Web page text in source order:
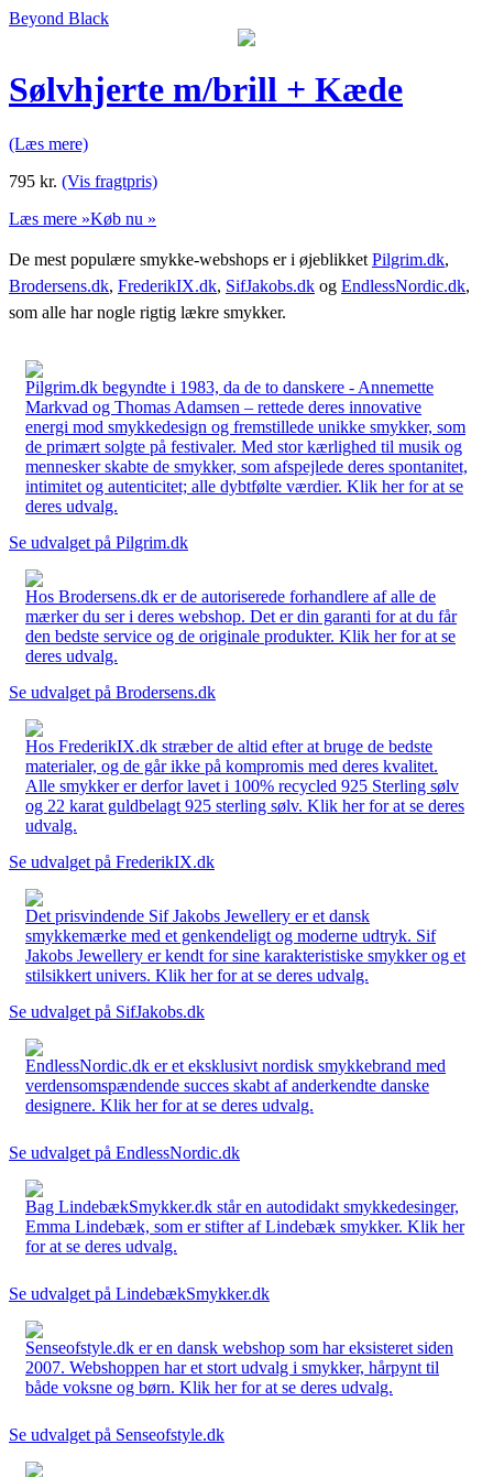
Beyond Black
Sølvhjerte m/brill + Kæde
(Læs mere)
795 kr. (Vis fragtpris)
Læs mere »Køb nu »
De mest populære smykke-webshops er i øjeblikket Pilgrim.dk,
Brodersens.dk, FrederikIX.dk, SifJakobs.dk og EndlessNordic.dk,
som alle har nogle rigtig lækre smykker.
Pilgrim.dk begyndte i 1983, da de to danskere - Annemette
Markvad og Thomas Adamsen – rettede deres innovative
energi mod smykkedesign og fremstillede unikke smykker, som
de primært solgte på festivaler. Med stor kærlighed til musik og
mennesker skabte de smykker, som afspejlede deres spontanitet,
intimitet og autenticitet; alle dybtfølte værdier. Klik her for at se
deres udvalg.
Se udvalget på Pilgrim.dk
Hos Brodersens.dk er de autoriserede forhandlere af alle de
mærker du ser i deres webshop. Det er din garanti for at du får
den bedste service og de originale produkter. Klik her for at se
deres udvalg.
Se udvalget på Brodersens.dk
Hos FrederikIX.dk stræber de altid efter at bruge de bedste
materialer, og de går ikke på kompromis med deres kvalitet.
Alle smykker er derfor lavet i 100% recycled 925 Sterling sølv
og 22 karat guldbelagt 925 sterling sølv. Klik her for at se deres
udvalg.
Se udvalget på FrederikIX.dk
Det prisvindende Sif Jakobs Jewellery er et dansk
smykkemærke med et genkendeligt og moderne udtryk. Sif
Jakobs Jewellery er kendt for sine karakteristiske smykker og et
stilsikkert univers. Klik her for at se deres udvalg.
Se udvalget på SifJakobs.dk
EndlessNordic.dk er et eksklusivt nordisk smykkebrand med
verdensomspændende succes skabt af anderkendte danske
designere. Klik her for at se deres udvalg.
Se udvalget på EndlessNordic.dk
Bag LindebækSmykker.dk står en autodidakt smykkedesinger,
Emma Lindebæk, som er stifter af Lindebæk smykker. Klik her
for at se deres udvalg.
Se udvalget på LindebækSmykker.dk
Senseofstyle.dk er en dansk webshop som har eksisteret siden
2007. Webshoppen har et stort udvalg i smykker, hårpynt til
både voksne og børn. Klik her for at se deres udvalg.
Se udvalget på Senseofstyle.dk